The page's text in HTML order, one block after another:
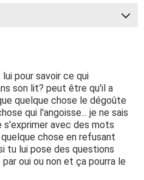
pour savoir ce qui
son lit? peut être qu'il a
quelque chose le dégoûte
qui l'angoisse... je ne sais
s'exprimer avec des mots
chose en refusant
tu lui pose des questions
oui ou non et ça pourra le